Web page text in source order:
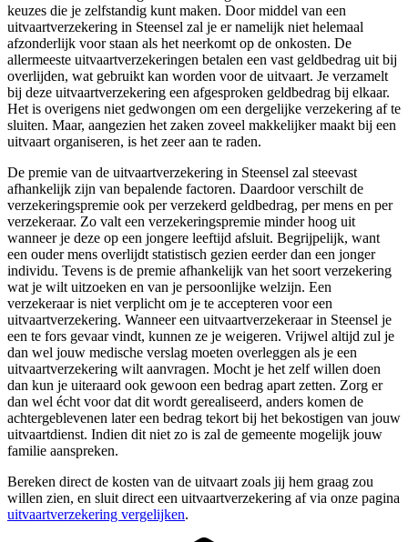
keuzes die je zelfstandig kunt maken. Door middel van een
uitvaartverzekering in Steensel zal je er namelijk niet helemaal
afzonderlijk voor staan als het neerkomt op de onkosten. De
allermeeste uitvaartverzekeringen betalen een vast geldbedrag uit bij
overlijden, wat gebruikt kan worden voor de uitvaart. Je verzamelt
bij deze uitvaartverzekering een afgesproken geldbedrag bij elkaar.
Het is overigens niet gedwongen om een dergelijke verzekering af te
sluiten. Maar, aangezien het zaken zoveel makkelijker maakt bij een
uitvaart organiseren, is het zeer aan te raden.
De premie van de uitvaartverzekering in Steensel zal steevast
afhankelijk zijn van bepalende factoren. Daardoor verschilt de
verzekeringspremie ook per verzekerd geldbedrag, per mens en per
verzekeraar. Zo valt een verzekeringspremie minder hoog uit
wanneer je deze op een jongere leeftijd afsluit. Begrijpelijk, want
een ouder mens overlijdt statistisch gezien eerder dan een jonger
individu. Tevens is de premie afhankelijk van het soort verzekering
wat je wilt uitzoeken en van je persoonlijke welzijn. Een
verzekeraar is niet verplicht om je te accepteren voor een
uitvaartverzekering. Wanneer een uitvaartverzekeraar in Steensel je
een te fors gevaar vindt, kunnen ze je weigeren. Vrijwel altijd zul je
dan wel jouw medische verslag moeten overleggen als je een
uitvaartverzekering wilt aanvragen. Mocht je het zelf willen doen
dan kun je uiteraard ook gewoon een bedrag apart zetten. Zorg er
dan wel écht voor dat dit wordt gerealiseerd, anders komen de
achtergeblevenen later een bedrag tekort bij het bekostigen van jouw
uitvaartdienst. Indien dit niet zo is zal de gemeente mogelijk jouw
familie aanspreken.
Bereken direct de kosten van de uitvaart zoals jij hem graag zou
willen zien, en sluit direct een uitvaartverzekering af via onze pagina
uitvaartverzekering vergelijken.